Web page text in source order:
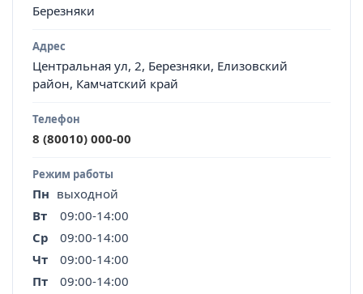
Березняки
Адрес
Центральная ул, 2, Березняки, Елизовский
район, Камчатский край
Телефон
8 (80010) 000-00
Режим работы
Пн выходной
Вт
09:00-14:00
Ср
09:00-14:00
Чт
09:00-14:00
Пт
09:00-14:00